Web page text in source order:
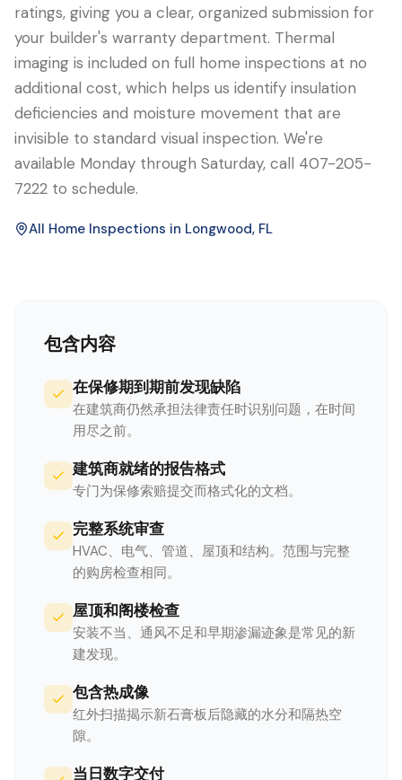
ratings, giving you a clear, organized submission for
your builder's warranty department. Thermal
imaging is included on full home inspections at no
additional cost, which helps us identify insulation
deficiencies and moisture movement that are
invisible to standard visual inspection. We're
available Monday through Saturday, call 407-205-
7222 to schedule.
All Home Inspections in Longwood, FL
包含内容
在保修期到期前发现缺陷
在建筑商仍然承担法律责任时识别问题，在时间
用尽之前。
建筑商就绪的报告格式
专门为保修索赔提交而格式化的文档。
完整系统审查
HVAC、电气、管道、屋顶和结构。范围与完整
的购房检查相同。
屋顶和阁楼检查
安装不当、通风不足和早期渗漏迹象是常见的新
建发现。
包含热成像
红外扫描揭示新石膏板后隐藏的水分和隔热空
隙。
当日数字交付